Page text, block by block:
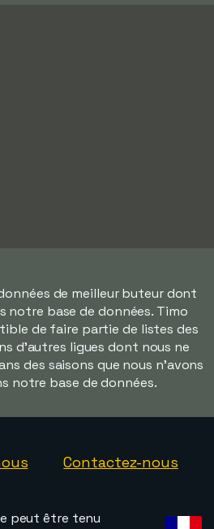
de meilleur buteur dont
notre base de données. Timo
de faire partie de listes des
d'autres ligues dont nous ne
des saisons que nous n'avons
notre base de données.
Contactez-nous
peut être tenu